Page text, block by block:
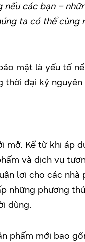
các bạn –
ta có thể cùng
mật là yếu tố
đại kỷ nguyên
mở. Kể từ khi áp
và dịch vụ
lợi cho các nhà
những phương
dùng.
phẩm mới bao